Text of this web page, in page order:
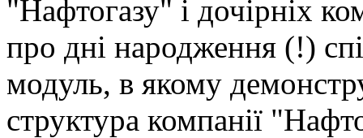
"Нафтогазу" і дочірніх
про дні народження (!)
модуль, в якому
структура компанії